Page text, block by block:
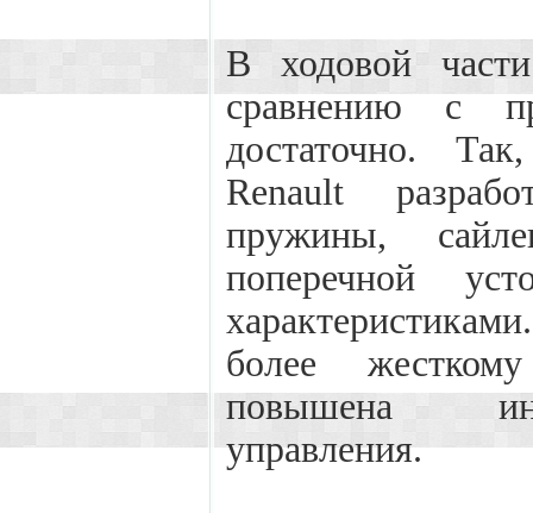
В ходовой
сравнению с
достаточно.
Renault
пружины,
поперечной
более
повышена
управления.